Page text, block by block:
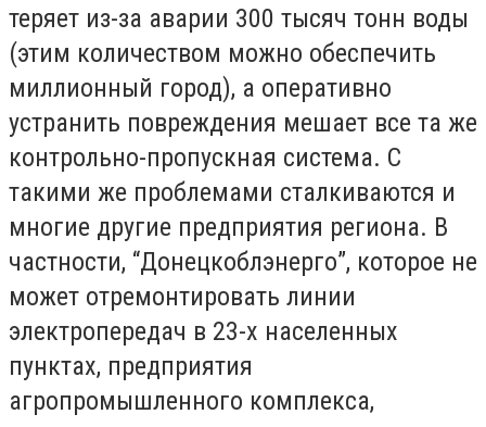
теряет из-за аварии 300 тысяч тонн воды
(этим количеством можно обеспечить
миллионный город), а оперативно
устранить повреждения мешает все та же
контрольно-пропускная система. С
такими же проблемами сталкиваются и
многие другие предприятия региона. В
частности, “Донецкоблэнерго”, которое не
может отремонтировать линии
электропередач в 23-х населенных
пунктах, предприятия
агропромышленного комплекса,